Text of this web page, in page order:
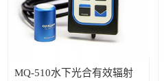
MQ-510水下光合有效辐射